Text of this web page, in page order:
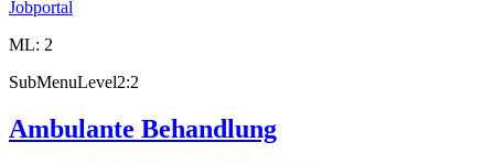
Jobportal
ML: 2
SubMenuLevel2:2
Ambulante Behandlung